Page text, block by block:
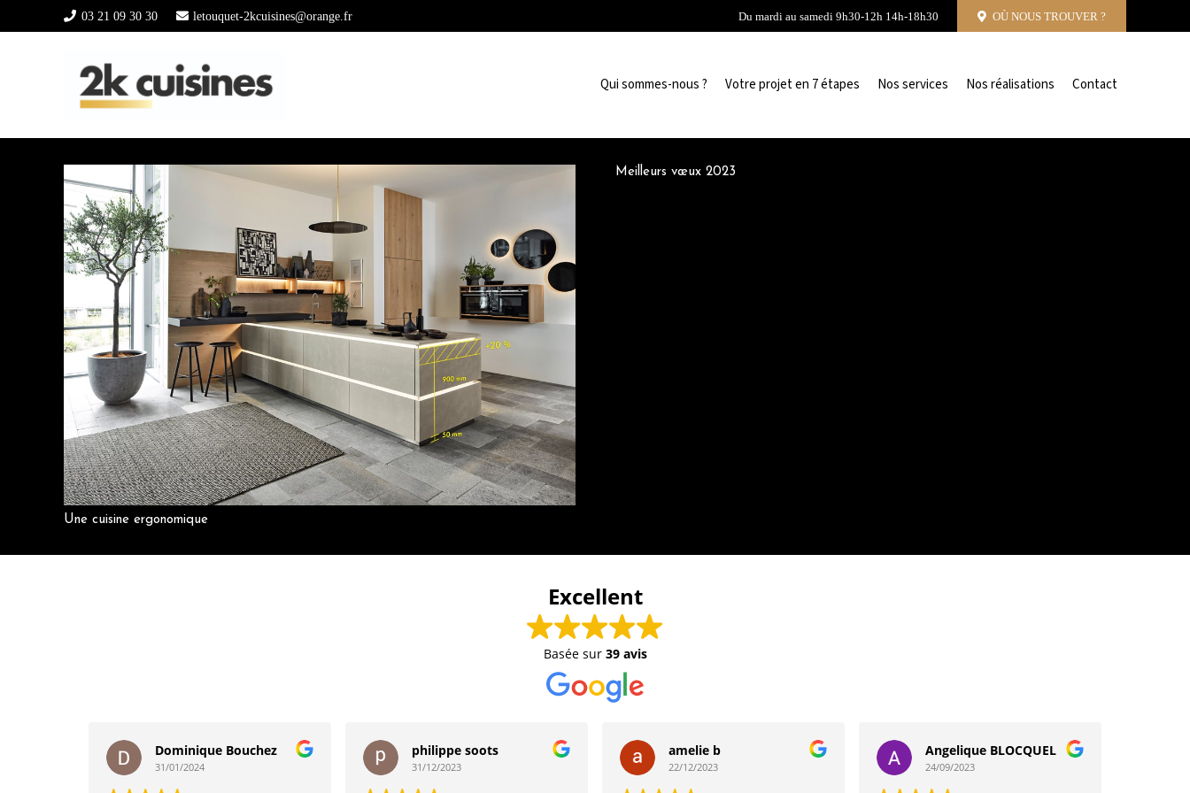
03 21 09 30 30 letouquet-2kcuisines@orange.fr Du mardi au samedi 9h30-12h 14h-18h30 OÙ NOUS TROUVER ?
Qui sommes-nous ? Votre projet en 7 étapes Nos services Nos réalisations Contact
Une cuisine ergonomique
Meilleurs vœux 2023
Excellent
Basée sur 39 avis
Dominique Bouchez
31/01/2024
philippe soots
31/12/2023
amelie b
22/12/2023
Angelique BLOCQUEL
24/09/2023